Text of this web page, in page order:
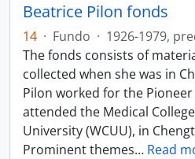
Beatrice Pilon fonds
14 · Fundo · 1926-1979,
The fonds consists of
collected when she was in
Pilon worked for the
attended the Medical
University (WCUU), in
Prominent themes… Read